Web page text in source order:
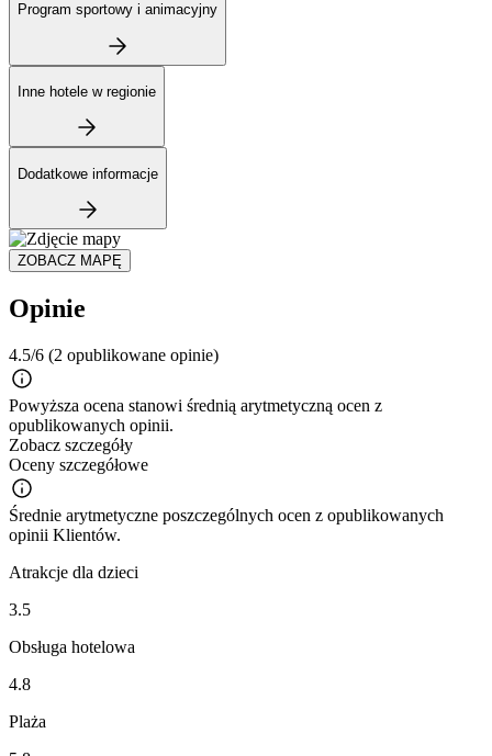
Program sportowy i animacyjny
Inne hotele w regionie
Dodatkowe informacje
ZOBACZ MAPĘ
Opinie
4.5/6 (2 opublikowane opinie)
Powyższa ocena stanowi średnią arytmetyczną ocen z
opublikowanych opinii.
Zobacz szczegóły
Oceny szczegółowe
Średnie arytmetyczne poszczególnych ocen z opublikowanych
opinii Klientów.
Atrakcje dla dzieci
3.5
Obsługa hotelowa
4.8
Plaża